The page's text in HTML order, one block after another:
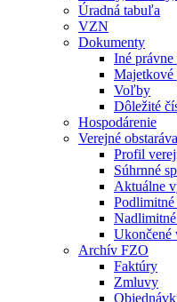
Úradná tabuľa
VZN
Dokumenty
Iné právne
Majetkové
Voľby
Dôležité
Hospodárenie
Verejné
Profil
Súhrnné
Aktuálne
Ukončené
Archív FZO
Faktúry
Zmluvy